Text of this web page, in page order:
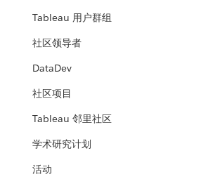
Tableau 用户群组
社区领导者
DataDev
社区项目
Tableau 邻里社区
学术研究计划
活动